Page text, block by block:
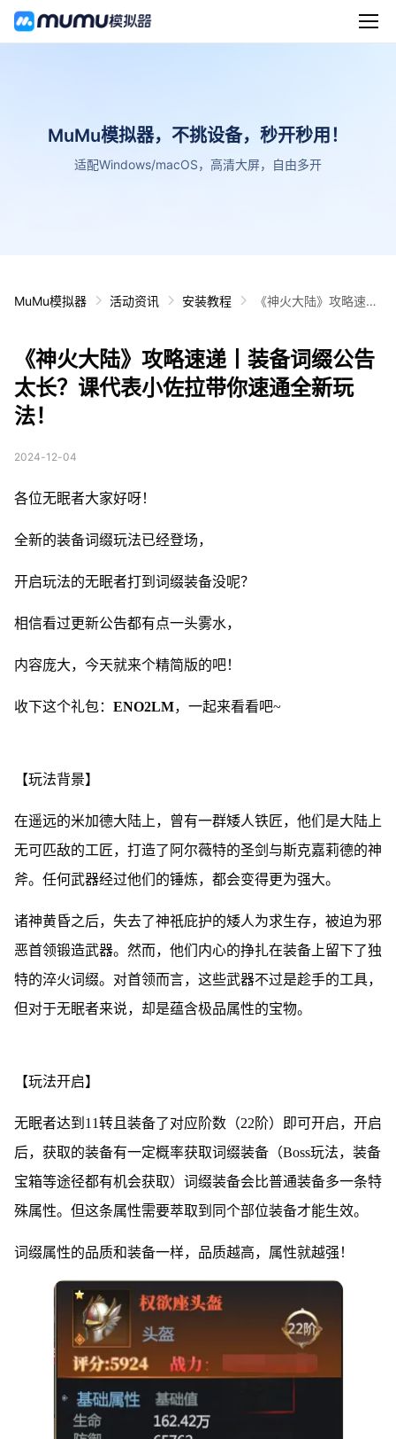
MuMu模拟器，不挑设备，秒开秒用！
适配Windows/macOS，高清大屏，自由多开
MuMu模拟器 活动资讯 安装教程
《神火大陆》攻略速递
全新玩法！
《神火大陆》攻略速递丨装备词缀公告
太长？课代表小佐拉带你速通全新玩
法！
2024-12-04
各位无眠者大家好呀！
全新的装备词缀玩法已经登场，
开启玩法的无眠者打到词缀装备没呢？
相信看过更新公告都有点一头雾水，
内容庞大，今天就来个精简版的吧！
收下这个礼包： ENO2LM，一起来看看吧~
【玩法背景】
在遥远的米加德大陆上，曾有一群矮人铁匠，他们是大陆上
无可匹敌的工匠，打造了阿尔薇特的圣剑与斯克嘉莉德的神
斧。任何武器经过他们的锤炼，都会变得更为强大。
诸神黄昏之后，失去了神祇庇护的矮人为求生存，被迫为邪
恶首领锻造武器。然而，他们内心的挣扎在装备上留下了独
特的淬火词缀。对首领而言，这些武器不过是趁手的工具，
但对于无眠者来说，却是蕴含极品属性的宝物。
【玩法开启】
无眠者达到11转且装备了对应阶数（22阶）即可开启，开启
后，获取的装备有一定概率获取词缀装备（Boss玩法，装备
宝箱等途径都有机会获取）词缀装备会比普通装备多一条特
殊属性。但这条属性需要萃取到同个部位装备才能生效。
词缀属性的品质和装备一样，品质越高，属性就越强！